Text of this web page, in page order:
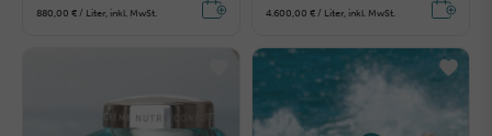
880,00 € / Liter, inkl. MwSt. 4.600,00 € / Liter, inkl. MwSt.